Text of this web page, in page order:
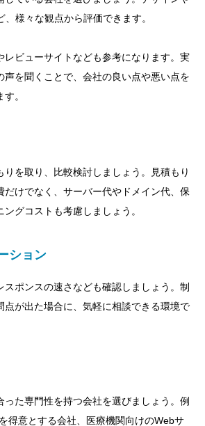
様々な観点から評価できます。
レビューサイトなども参考になります。実
声を聞くことで、会社の良い点や悪い点を
。
りを取り、比較検討しましょう。見積もり
だけでなく、サーバー代やドメイン代、保
グコストも考慮しましょう。
ション
スポンスの速さなども確認しましょう。制
点が出た場合に、気軽に相談できる環境で
った専門性を持つ会社を選びましょう。例
得意とする会社、医療機関向けのWebサ